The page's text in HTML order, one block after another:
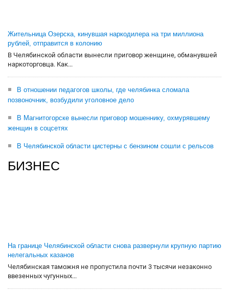
Жительница Озерска, кинувшая наркодилера на три миллиона
рублей, отправится в колонию
В Челябинской области вынесли приговор женщине, обманувшей
наркоторговца. Как...
В отношении педагогов школы, где челябинка сломала
позвоночник, возбудили уголовное дело
В Магнитогорске вынесли приговор мошеннику, охмурявшему
женщин в соцсетях
В Челябинской области цистерны с бензином сошли с рельсов
БИЗНЕС
На границе Челябинской области снова развернули крупную партию
нелегальных казанов
Челябинская таможня не пропустила почти 3 тысячи незаконно
ввезенных чугунных...